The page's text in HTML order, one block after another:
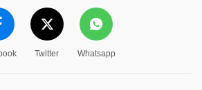
Twitter Whatsapp